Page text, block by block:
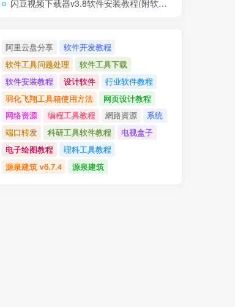
闪豆视频下载器v3.8软件安装教程(附软件下载地址)
阿里云盘分享
软件开发教程
软件工具问题处理
软件工具下载
软件安装教程
设计软件
行业软件教程
羽化飞翔工具箱使用方法
网页设计教程
网络资源
编程工具教程 網路資源
系统
端口转发
科研工具软件教程
电视盒子
电子绘图教程
理科工具教程
源泉建筑 v6.7.4
源泉建筑